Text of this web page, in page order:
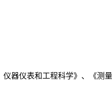
器仪表和工程科学》、《测